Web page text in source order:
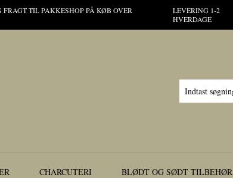
FRAGT TIL PAKKESHOP PÅ KØB OVER
LEVERING 1-2
HVERDAGE
CHARCUTERI BLØDT OG SØDT TILBEHØR